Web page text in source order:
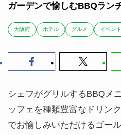
ガーデンで愉しむBBQラン
大阪府 ホテル グルメ イベント
シェフがグリルするBBQメ
ッフェを種類豊富なドリン
でお愉しみいただけるゴー